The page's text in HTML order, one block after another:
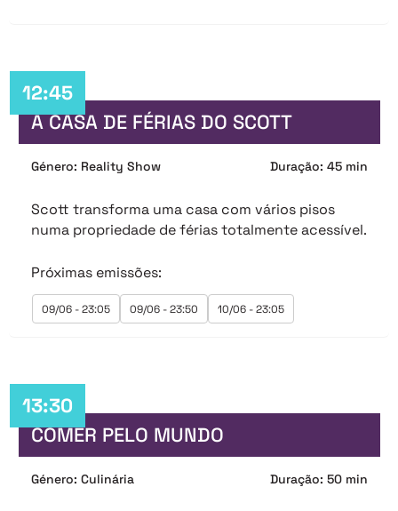
12:45
A CASA DE FÉRIAS DO SCOTT
Género: Reality Show Duração: 45 min
Scott transforma uma casa com vários pisos
numa propriedade de férias totalmente acessível.
Próximas emissões:
09/06 - 23:05 09/06 - 23:50 10/06 - 23:05
13:30
COMER PELO MUNDO
Género: Culinária Duração: 50 min